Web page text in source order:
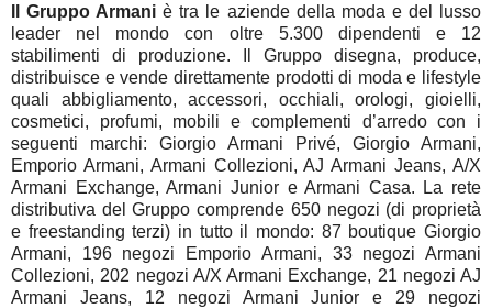
Il Gruppo Armani è tra le aziende della moda e del lusso
leader nel mondo con oltre 5.300 dipendenti e 12
stabilimenti di produzione. Il Gruppo disegna, produce,
distribuisce e vende direttamente prodotti di moda e lifestyle
quali abbigliamento, accessori, occhiali, orologi, gioielli,
cosmetici, profumi, mobili e complementi d’arredo con i
seguenti marchi: Giorgio Armani Privé, Giorgio Armani,
Emporio Armani, Armani Collezioni, AJ Armani Jeans, A/X
Armani Exchange, Armani Junior e Armani Casa. La rete
distributiva del Gruppo comprende 650 negozi (di proprietà
e freestanding terzi) in tutto il mondo: 87 boutique Giorgio
Armani, 196 negozi Emporio Armani, 33 negozi Armani
Collezioni, 202 negozi A/X Armani Exchange, 21 negozi AJ
Armani Jeans, 12 negozi Armani Junior e 29 negozi